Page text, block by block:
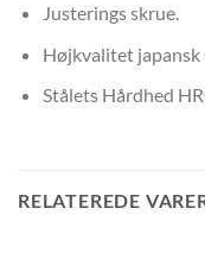
Justerings skrue.
Højkvalitet japansk
Stålets Hårdhed
RELATEREDE